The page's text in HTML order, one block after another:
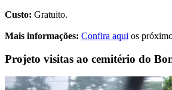
Custo: Gratuito.
Mais informações: Confira aqui os
Projeto visitas ao cemitério do